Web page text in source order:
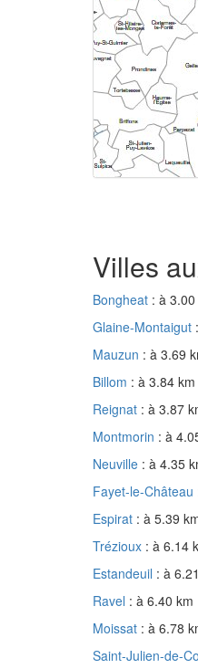
Villes
Bongheat : à
Glaine-Montaigut
Mauzun : à 3.69
Billom : à 3.84 km
Reignat : à 3.87
Montmorin : à
Neuville : à 4.35
Fayet-le-Château
Espirat : à 5.39
Trézioux : à 6.14
Estandeuil : à
Ravel : à 6.40 km
Moissat : à 6.78
Saint-Julien-de-